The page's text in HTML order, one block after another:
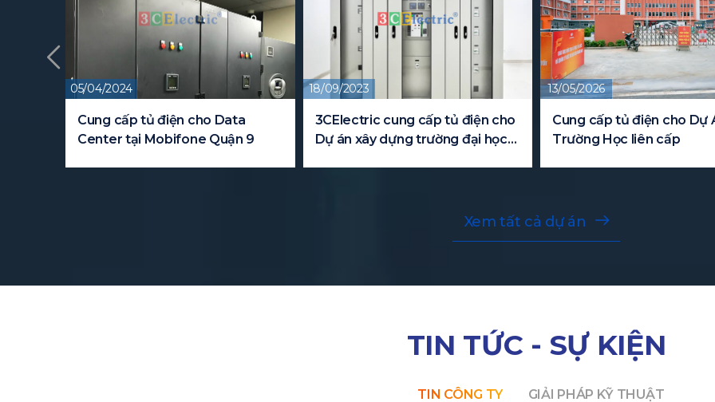
tủ điện cho Data
Mobifone Quận 9
18/09/2023
3CElectric cung cấp tủ điện cho
Dự án xây dựng trường đại học
13/05/2026
Cung cấp tủ điện cho Dự Án
Trường Học liên cấp
10/07/
Cung
Biệt
Xem tất cả dự án
TIN TỨC - SỰ KIỆN
TIN CÔNG TY GIẢI PHÁP KỸ THUẬT